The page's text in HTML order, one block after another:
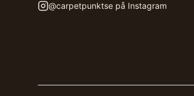
@carpetpunktse på Instagram